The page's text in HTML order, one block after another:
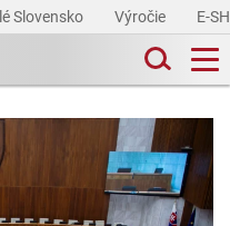
Slovensko Výročie E-